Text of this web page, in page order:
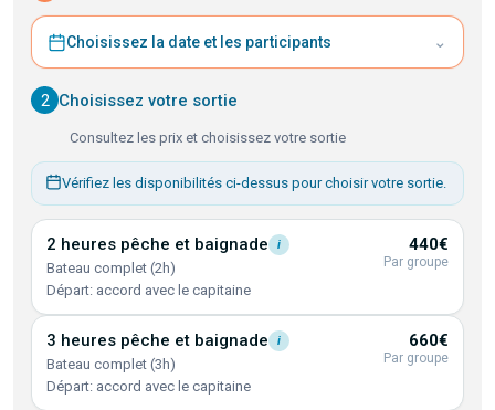
Choisissez la date et les participants ⌄
2 Choisissez votre sortie
Consultez les prix et choisissez votre sortie
Vérifiez les disponibilités ci-dessus pour choisir votre sortie.
2 heures pêche et baignade i
Bateau complet (2h)
Départ: accord avec le capitaine
440€
Par groupe
3 heures pêche et baignade i
Bateau complet (3h)
Départ: accord avec le capitaine
660€
Par groupe